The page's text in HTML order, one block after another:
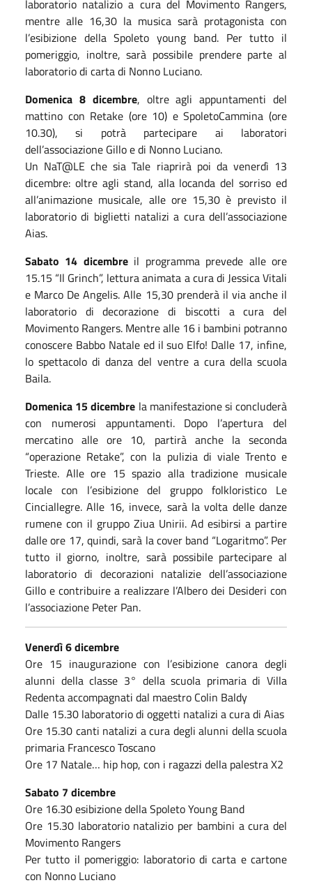
laboratorio natalizio a cura del Movimento Rangers,
mentre alle 16,30 la musica sarà protagonista con
l’esibizione della Spoleto young band. Per tutto il
pomeriggio, inoltre, sarà possibile prendere parte al
laboratorio di carta di Nonno Luciano.
Domenica 8 dicembre, oltre agli appuntamenti del
mattino con Retake (ore 10) e SpoletoCammina (ore
10.30), si potrà partecipare ai laboratori
dell’associazione Gillo e di Nonno Luciano.
Un NaT@LE che sia Tale riaprirà poi da venerdì 13
dicembre: oltre agli stand, alla locanda del sorriso ed
all’animazione musicale, alle ore 15,30 è previsto il
laboratorio di biglietti natalizi a cura dell’associazione
Aias.
Sabato 14 dicembreil programma prevede alle ore
15.15 “Il Grinch”, lettura animata a cura di Jessica Vitali
e Marco De Angelis. Alle 15,30 prenderà il via anche il
laboratorio di decorazione di biscotti a cura del
Movimento Rangers. Mentre alle 16 i bambini potranno
conoscere Babbo Natale ed il suo Elfo! Dalle 17, infine,
lo spettacolo di danza del ventre a cura della scuola
Baila.
Domenica 15 dicembre la manifestazione si concluderà
con numerosi appuntamenti. Dopo l’apertura del
mercatino alle ore 10, partirà anche la seconda
“operazione Retake”, con la pulizia di viale Trento e
Trieste. Alle ore 15 spazio alla tradizione musicale
locale con l’esibizione del gruppo folkloristico Le
Cinciallegre. Alle 16, invece, sarà la volta delle danze
rumene con il gruppo Ziua Unirii. Ad esibirsi a partire
dalle ore 17, quindi, sarà la cover band “Logaritmo”. Per
tutto il giorno, inoltre, sarà possibile partecipare al
laboratorio di decorazioni natalizie dell’associazione
Gillo e contribuire a realizzare l’Albero dei Desideri con
l’associazione Peter Pan.
Venerdì 6 dicembre
Ore 15 inaugurazione con l’esibizione canora degli
alunni della classe 3° della scuola primaria di Villa
Redenta accompagnati dal maestro Colin Baldy
Dalle 15.30 laboratorio di oggetti natalizi a cura di Aias
Ore 15.30 canti natalizi a cura degli alunni della scuola
primaria Francesco Toscano
Ore 17 Natale… hip hop, con i ragazzi della palestra X2
Sabato 7 dicembre
Ore 16.30 esibizione della Spoleto Young Band
Ore 15.30 laboratorio natalizio per bambini a cura del
Movimento Rangers
Per tutto il pomeriggio: laboratorio di carta e cartone
con Nonno Luciano